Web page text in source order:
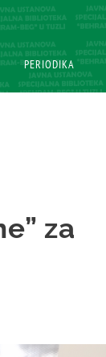
PERIODIKA
PERIODIKA
za